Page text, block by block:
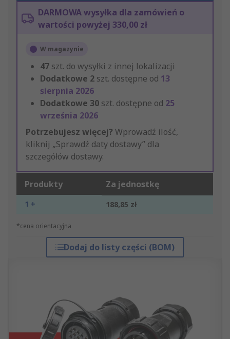
DARMOWA wysyłka dla zamówień o
wartości powyżej 330,00 zł
W magazynie
47 szt. do wysyłki z innej lokalizacji
Dodatkowe 2 szt. dostępne od 13
sierpnia 2026
Dodatkowe 30 szt. dostępne od 25
września 2026
Potrzebujesz więcej? Wprowadź ilość,
kliknij „Sprawdź daty dostawy” dla
szczegółów dostawy.
Produkty Za jednostkę
1 + 188,85 zł
*cena orientacyjna
Dodaj do listy części (BOM)